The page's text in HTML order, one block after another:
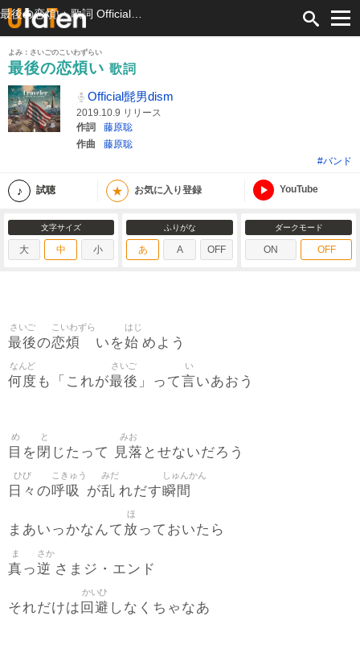
よみ：さいごのこいわずらい
最後の恋煩い 歌詞
Official髭男dism
2019.10.9 リリース
作詞
藤原聡
作曲
藤原聡
#バンド
試聴 ★ お気に入り登録 YouTube
文字サイズ
大 中 小
ふりがな
あ A OFF
ダークモード
ON OFF
最後
さいご
の恋煩
こいわずら
いを始
はじ
めよう
何度
なんど
も「これが最後
さいご
」って言
い
いあおう
目
め
を 閉
と
じたって 見落
みお
とせないだろう
日々
ひび
の呼吸
こきゅう
が乱
みだ
れだす瞬間
しゅんかん
まあいっかなんて 放
ほ
っておいたら
真
ま
っ逆
さか
さまジ・エンド
それだけは 回避
かいひ
しなくちゃなあ